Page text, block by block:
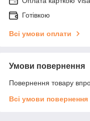
Готівкою
Всі умови оплати
Умови повернення
Повернення товару
Всі умови повернення